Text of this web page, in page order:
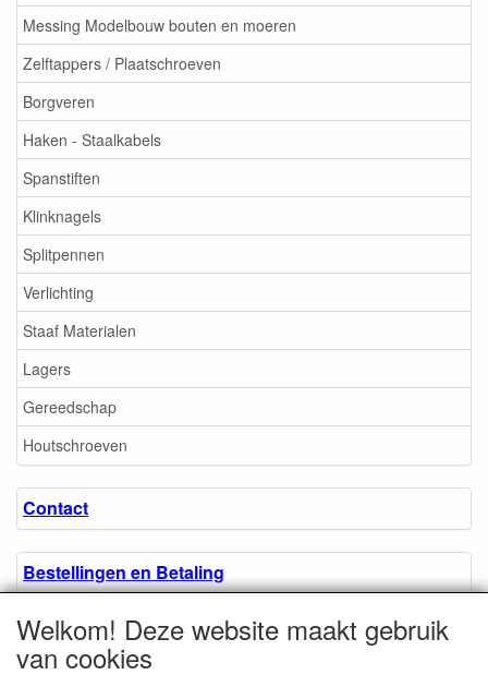
Messing Modelbouw bouten en moeren
Zelftappers / Plaatschroeven
Borgveren
Haken - Staalkabels
Spanstiften
Klinknagels
Splitpennen
Verlichting
Staaf Materialen
Lagers
Gereedschap
Houtschroeven
Contact
Bestellingen en Betaling
Algemene voorwaarden
Welkom! Deze website maakt gebruik
van cookies